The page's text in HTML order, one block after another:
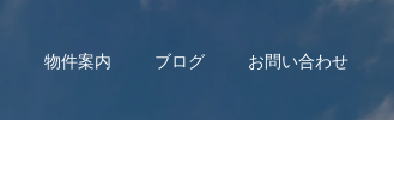
物件案内 ブログ お問い合わせ